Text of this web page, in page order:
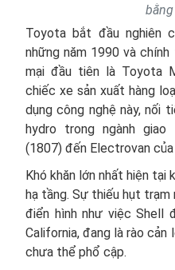
bằng
Toyota bắt đầu nghiên
những năm 1990 và
mại đầu tiên là Toyota
chiếc xe sản xuất hàng
dụng công nghệ này, nối
hydro trong ngành
(1807) đến Electrovan
Khó khăn lớn nhất hiện tại
hạ tầng. Sự thiếu hụt trạm
điển hình như việc Shell
California, đang là rào cản
chưa thể phổ cập.